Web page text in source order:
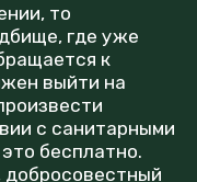
то
где уже
к
выйти на
с санитарными
бесплатно.
добросовестный